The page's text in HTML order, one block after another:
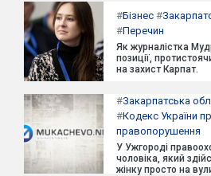
#Бізнес #
#Перечин
Як журналістка
позиції,
на захист Карпат.
#Закарпатська
#Кодекс України
правопорушення
У Ужгороді
чоловіка, який
жінку просто на